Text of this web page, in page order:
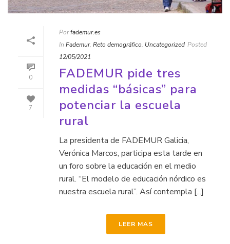
0
7
Porfademur.es
In Fademur, Reto demográfico, Uncategorized Posted
12/05/2021
FADEMUR pide tres
medidas “básicas” para
potenciar la escuela
rural
La presidenta de FADEMUR Galicia,
Verónica Marcos, participa esta tarde en
un foro sobre la educación en el medio
rural. “El modelo de educación nórdico es
nuestra escuela rural”. Así contempla [...]
LEER MAS